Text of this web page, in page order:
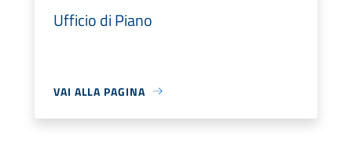
Ufficio di Piano
VAI ALLA PAGINA